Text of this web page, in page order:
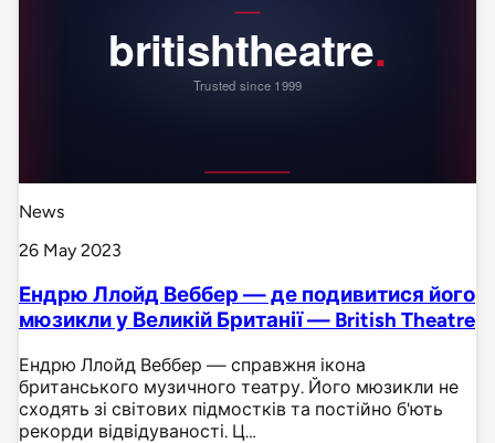
News
26 May 2023
Ендрю Ллойд Веббер — де подивитися його
мюзикли у Великій Британії — British Theatre
Ендрю Ллойд Веббер — справжня ікона
британського музичного театру. Його мюзикли не
сходять зі світових підмостків та постійно б'ють
рекорди відвідуваності. Ц…